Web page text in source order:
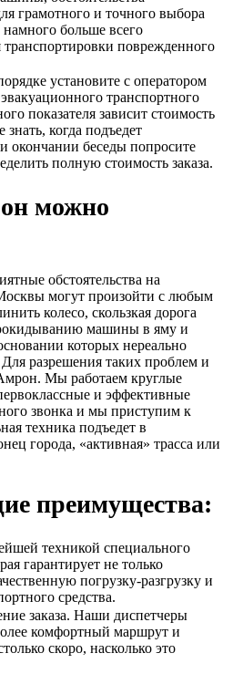
грамотного и точного выбора
намного больше всего
транспортировки поврежденного
установите с оператором
транспортного
показателя зависит стоимость
знать, когда подъедет
окончании беседы попросите
полную стоимость заказа.
можно
обстоятельства на
могут произойти с любым
колесо, скользкая дорога
машины в яму и
которых нереально
Для разрешения таких проблем и
Мы работаем круглые
и эффективные
звонка и мы приступим к
техника подъедет в
города, «активная» трасса или
преимущества:
техникой специального
гарантирует не только
погрузку-разгрузку и
средства.
заказа. Наши диспетчеры
комфортный маршрут и
скоро, насколько это